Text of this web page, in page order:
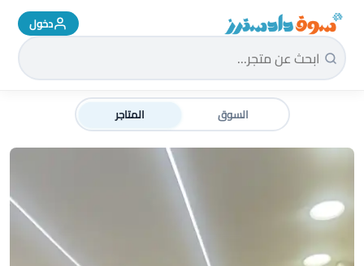
سوق دادسترز الرئيسية دخول
السوق المتاجر